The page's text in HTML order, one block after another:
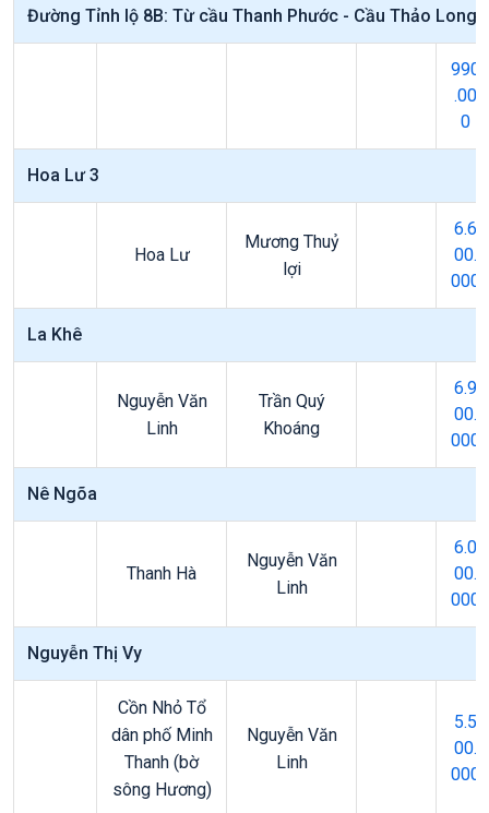
Đường Tỉnh lộ 8B: Từ cầu Thanh Phước - Cầu Thảo Long
990
.00
0
Hoa Lư 3
Hoa Lư
Mương Thuỷ
lợi
6.6
00.
000
La Khê
Nguyễn Văn
Linh
Trần Quý
Khoáng
6.9
00.
000
Nê Ngõa
Thanh Hà
Nguyễn Văn
Linh
6.0
00.
000
Nguyễn Thị Vy
Cồn Nhỏ Tổ
dân phố Minh
Thanh (bờ
sông Hương)
Nguyễn Văn
Linh
5.5
00.
000